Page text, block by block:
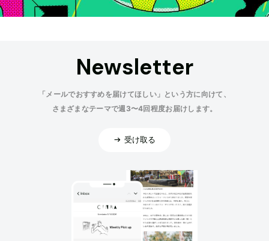
Newsletter
「メールでおすすめを届けてほしい」という方に向けて、
さまざまなテーマで週3〜4回程度お届けします。
受け取る